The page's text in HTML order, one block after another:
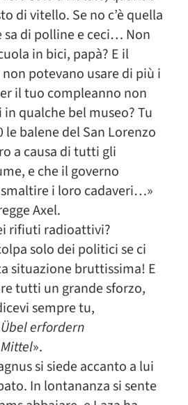
di vitello. Se no c’è quella
sa di polline e ceci… Non
in bici, papà? E il
potevano usare di più i
il tuo compleanno non
qualche bel museo? Tu
le balene del San Lorenzo
a causa di tutti gli
e che il governo
smaltire i loro cadaveri…»
Axel.
rifiuti radioattivi?
solo dei politici se ci
situazione bruttissima! E
tutti un grande sforzo,
sempre tu,
erfordern
».
si siede accanto a lui
In lontananza si sente